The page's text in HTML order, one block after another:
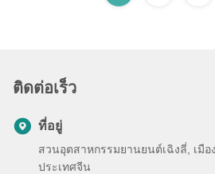
ติดต่อเร็ว
ที่อยู่
สวนอุตสาหกรรมยานยนต์เฉิงลี่, เมื
ประเทศจีน